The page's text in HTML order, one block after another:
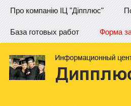
Про компанію ІЦ "Діпплюс"
База готовых работ Форма